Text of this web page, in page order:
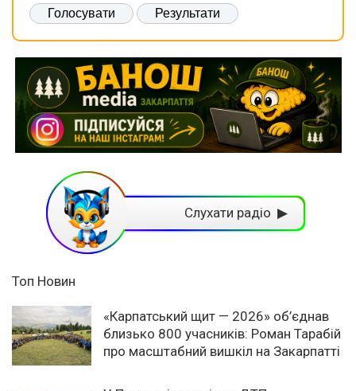
Слухати радіо ▶
Топ Новин
«Карпатський щит — 2026» об’єднав
близько 800 учасників: Роман Тарабій
про масштабний вишкіл на Закарпатті